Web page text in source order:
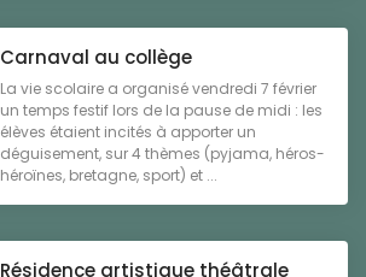
Carnaval au collège
La vie scolaire a organisé vendredi 7 février
un temps festif lors de la pause de midi : les
élèves étaient incités à apporter un
déguisement, sur 4 thèmes (pyjama, héros-
héroïnes, bretagne, sport) et ...
Résidence artistique théâtrale